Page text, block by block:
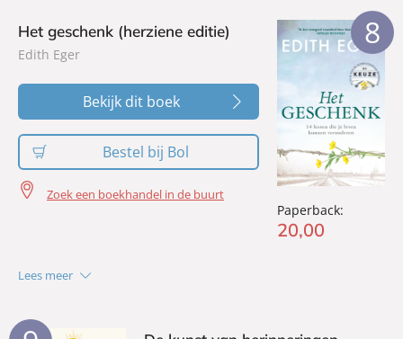
8
Paperback:
20,00
Het geschenk (herziene editie)
Edith Eger
Bekijk dit boek
Bestel bij Bol
Zoek een boekhandel in de buurt
Lees meer